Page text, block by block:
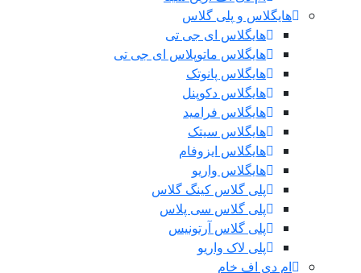
هایگلاس و پلی گلاس
هایگلاس ای جی تی
هایگلاس ماتوپلاس ای جی تی
هایگلاس پانوتک
هایگلاس دکوپنل
هایگلاس فرامید
هایگلاس سیتک
هایگلاس ایزوفام
هایگلاس واریو
پلی گلاس کینگ گلاس
پلی گلاس سی پلاس
پلی گلاس آرتونیس
پلی لاک واریو
ام دی اف خام